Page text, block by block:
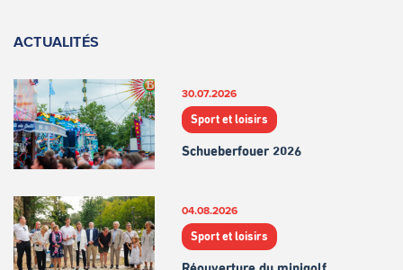
ACTUALITÉS
30.07.2026
Sport et loisirs
Schueberfouer 2026
04.08.2026
Sport et loisirs